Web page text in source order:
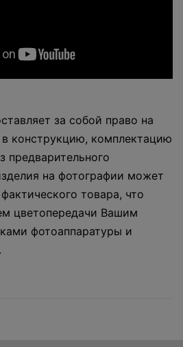
за собой право на
конструкцию, комплектацию
предварительного
на фотографии может
товара, что
цветопередачи Вашим
фотоаппаратуры и